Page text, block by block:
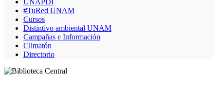
UNAPDI
#TuRed UNAM
Cursos
Distintivo ambiental UNAM
Campañas e Información
Climatón
Directorio